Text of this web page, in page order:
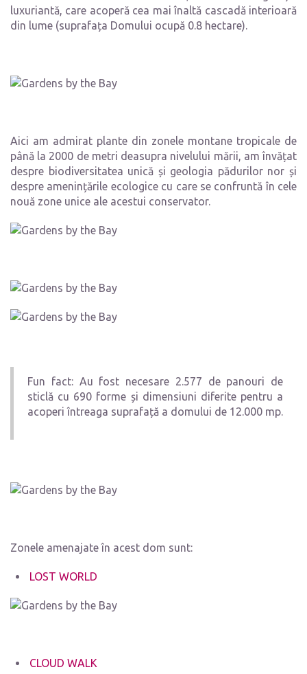
luxuriantă, care acoperă cea mai înaltă cascadă interioară
din lume (suprafața Domului ocupă 0.8 hectare).
Aici am admirat plante din zonele montane tropicale de
până la 2000 de metri deasupra nivelului mării, am învățat
despre biodiversitatea unică și geologia pădurilor nor și
despre amenințările ecologice cu care se confruntă în cele
nouă zone unice ale acestui conservator.
Fun fact: Au fost necesare 2.577 de panouri de
sticlă cu 690 forme și dimensiuni diferite pentru a
acoperi întreaga suprafață a domului de 12.000 mp.
Zonele amenajate în acest dom sunt:
LOST WORLD
CLOUD WALK